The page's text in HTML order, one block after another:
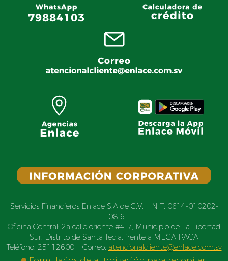
Servicios Financieros Enlace S.A de C.V. NIT: 0614-010202-
108-6
Oficina Central: 2a calle oriente #4-7, Municipio de La Libertad
Sur, Distrito de Santa Tecla, frente a MEGA PACA
Teléfono: 25112600 Correo: atencionalcliente@enlace.com.sv